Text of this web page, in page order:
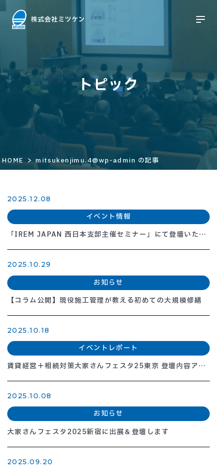
トピック
HOME >mitsukenjimu.4@wp-admin の記事
2025.12.08
イベント情報
「IREM JAPAN 西日本支部主催セミナー」にて登壇いたし
2025.10.29
お知らせ
【コラム公開】現役施工管理が教える初めての大規模修繕
2025.10.18
イベントレポート
賃貸経営＋相続対策大家さんフェスタ25東京 登壇内容アッ
2025.10.08
お知らせ
大家さんフェスタ2025新宿に出展＆登壇します
2025.09.20